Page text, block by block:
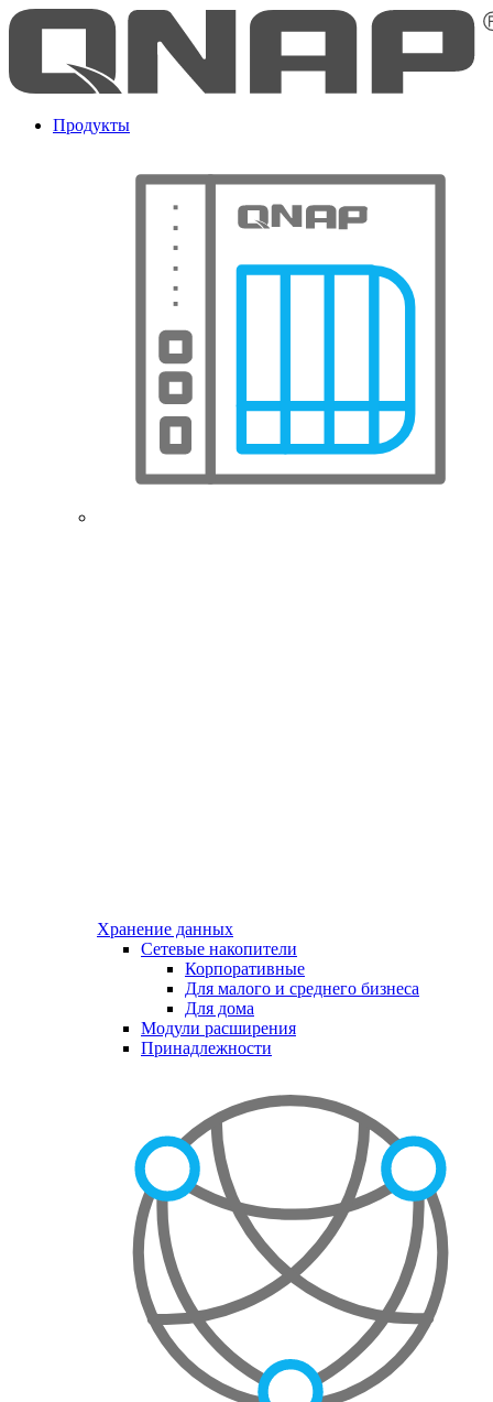
Продукты
Хранение данных
Сетевые накопители
Корпоративные
Для малого и среднего бизнеса
Для дома
Модули расширения
Принадлежности